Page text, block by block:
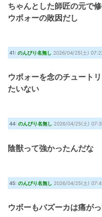
ちゃんとした師匠の元で
ウボォーの敗因だし
41: のんびり名無し 2026/04/25(土)
ウボォーを念のチュート
たいない
44: のんびり名無し 2026/04/25(土)
陰獣って強かったんだな
45: のんびり名無し 2026/04/25(土)
ウボーもバズーカは痛が